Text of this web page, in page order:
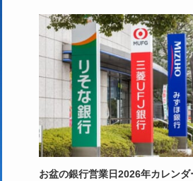
お盆の銀行営業日2026年カレンダ